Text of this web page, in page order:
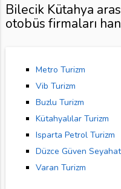
Bilecik Kütahya
otobüs firmaları
Metro Turizm
Vib Turizm
Buzlu Turizm
Kütahyalılar Turizm
Isparta Petrol Turizm
Düzce Güven Seyahat
Varan Turizm